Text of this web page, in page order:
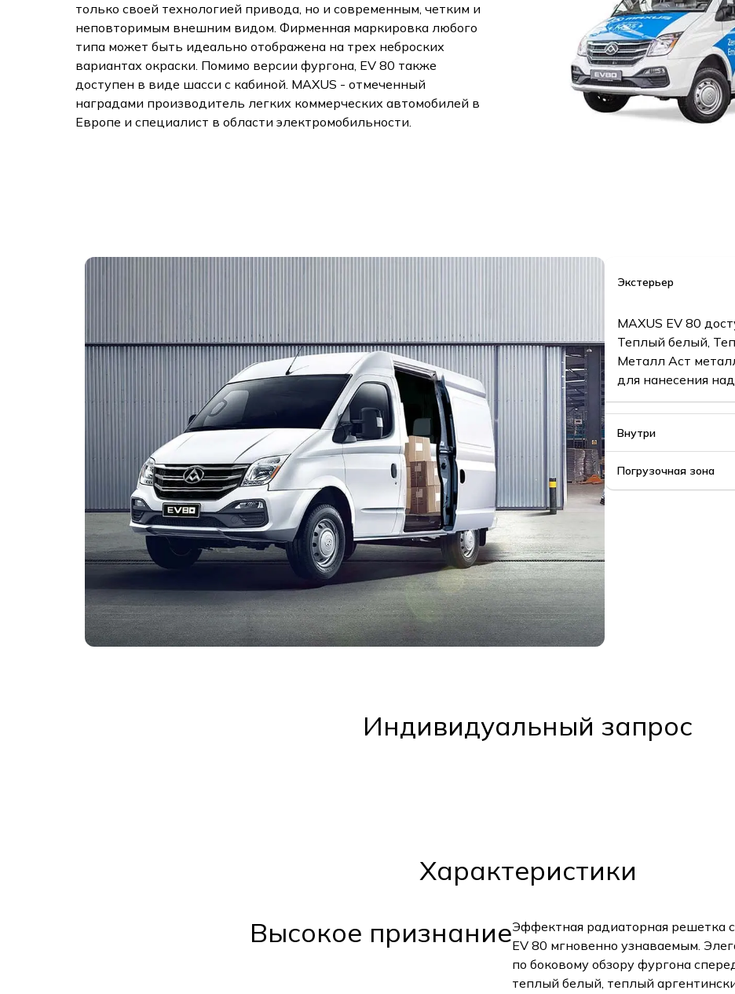
только своей технологией привода, но и современным, четким и
неповторимым внешним видом. Фирменная маркировка любого
типа может быть идеально отображена на трех неброских
вариантах окраски. Помимо версии фургона, EV 80 также
доступен в виде шасси с кабиной. MAXUS - отмеченный
наградами производитель легких коммерческих автомобилей в
Европе и специалист в области электромобильности.
Экстерьер
MAXUS EV 80
Теплый белый,
Металл Аст
для нанесения
Внутри
Погрузочная зона
Индивидуальный запрос
Характеристики
Высокое признаниеЭффектная радиаторная решетка
EV 80 мгновенно узнаваемым.
по боковому обзору фургона
теплый белый, теплый